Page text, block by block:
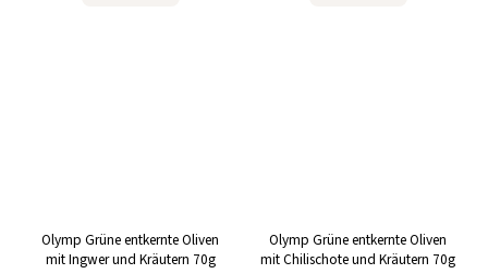
Olymp Grüne entkernte Oliven
mit Ingwer und Kräutern 70g
Olymp Grüne entkernte Oliven
mit Chilischote und Kräutern 70g